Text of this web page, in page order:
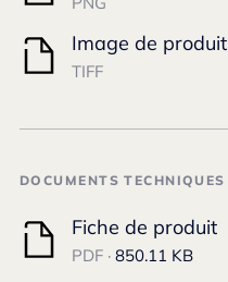
Image de produit
TIFF
DOCUMENTS TECHNIQUES
Fiche de produit
PDF · 850.11 KB